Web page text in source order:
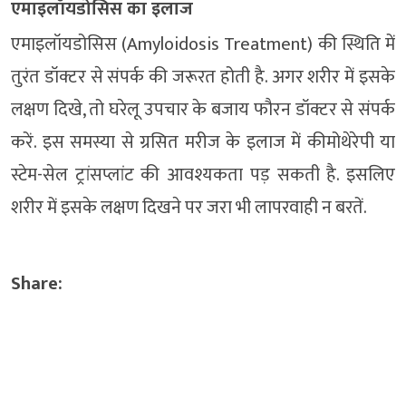
एमाइलॉयडोसिस का इलाज
एमाइलॉयडोसिस (Amyloidosis Treatment) की स्थिति में
तुरंत डॉक्टर से संपर्क की जरूरत होती है. अगर शरीर में इसके
लक्षण दिखे, तो घरेलू उपचार के बजाय फौरन डॉक्टर से संपर्क
करें. इस समस्या से ग्रसित मरीज के इलाज में कीमोथेरेपी या
स्टेम-सेल ट्रांसप्लांट की आवश्यकता पड़ सकती है. इसलिए
शरीर में इसके लक्षण दिखने पर जरा भी लापरवाही न बरतें.
Share: